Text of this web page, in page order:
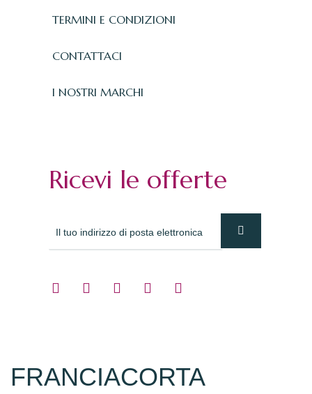
TERMINI E CONDIZIONI
CONTATTACI
I NOSTRI MARCHI
Ricevi le offerte
FRANCIACORTA